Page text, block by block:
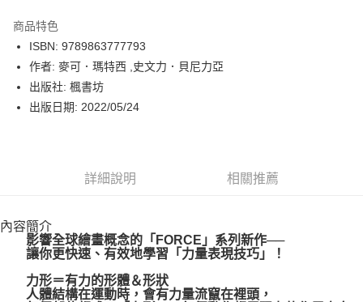
LINE Pay
Apple Pay
街口支付
博客來商品配送方式
每筆NT$80，滿NT$1,000(含以上)免運費
商品特色
ISBN: 9789863777793
作者: 麥可．瑪特西 ,史文力．貝尼力亞
出版社: 楓書坊
出版日期: 2022/05/24
詳細說明 相關推薦
內容簡介
影響全球繪畫概念的「FORCE」系列新作──
讓你更快速、有效地學習「力量表現技巧」！
力形＝有力的形體＆形狀
人體結構在運動時，會有力量流竄在裡頭，